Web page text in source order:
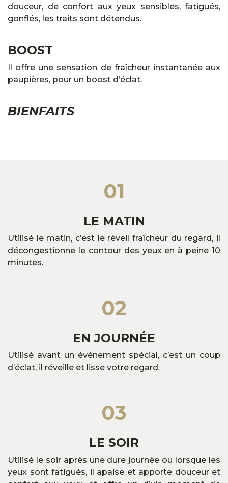
douceur, de confort aux yeux sensibles, fatigués,
gonflés, les traits sont détendus.
BOOST
Il offre une sensation de fraîcheur instantanée aux
paupières, pour un boost d’éclat.
BIENFAITS
01
LE MATIN
Utilisé le matin, c’est le réveil fraîcheur du regard, il
décongestionne le contour des yeux en à peine 10
minutes.
02
EN JOURNÉE
Utilisé avant un événement spécial, c’est un coup
d’éclat, il réveille et lisse votre regard.
03
LE SOIR
Utilisé le soir après une dure journée ou lorsque les
yeux sont fatigués, il apaise et apporte douceur et